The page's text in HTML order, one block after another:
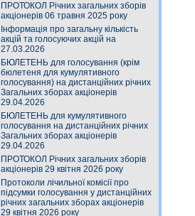
ПРОТОКОЛ Річних загальних зборів
акціонерів 06 травня 2025 року
Інформація про загальну кількість
акцій та голосуючих акцій на
27.03.2026
БЮЛЕТЕНЬ для голосування (крім
бюлетеня для кумулятивного
голосування) на дистанційних річних
Загальних зборах акціонерів
29.04.2026
БЮЛЕТЕНЬ для кумулятивного
голосування на дистанційних річних
Загальних зборах акціонерів
29.04.2026
ПРОТОКОЛ Річних загальних зборів
акціонерів 29 квітня 2026 року
Протоколи лічильної комісії про
підсумки голосування у дистанційних
річних загальних зборах акціонерів
29 квітня 2026 року